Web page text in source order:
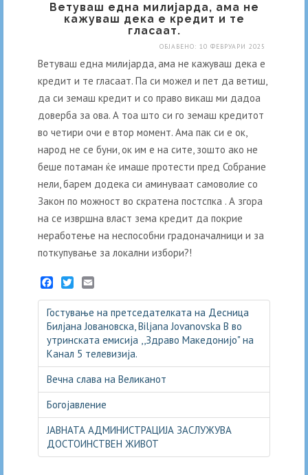
Вeтуваш една милијарда, ама не
кажуваш дека е кредит и те
гласаат.
ОБЈАВЕНО: 10 ФЕВРУАРИ 2025
Вeтуваш една милијарда, ама не кажуваш дека е
кредит и те гласаат. Па си можел и пет да ветиш,
да си земаш кредит и со право викаш ми дадоа
доверба за ова. А тоа што си го земаш кредитот
во четири очи е втор момент. Ама пак си е ок,
народ не се буни, ок им е на сите, зошто ако не
беше потаман ќе имаше протести пред Собрание
нели, барем додека си аминуваат самоволие со
Закон по можност во скратена постспка . А згора
на се извршна власт зема кредит да покрие
неработење на неспособни градоначалници и за
поткупување за локални избори?!
Гостување на претседателката на Десница
Билјана Јовановска, Biljana Jovanovska B во
утринската емисија ,,Здраво Македонијо" на
Канал 5 телевизија.
Вечна слава на Великанот
Богојавление
ЈАВНАТА АДМИНИСТРАЦИЈА ЗАСЛУЖУВА
ДОСТОИНСТВЕН ЖИВОТ